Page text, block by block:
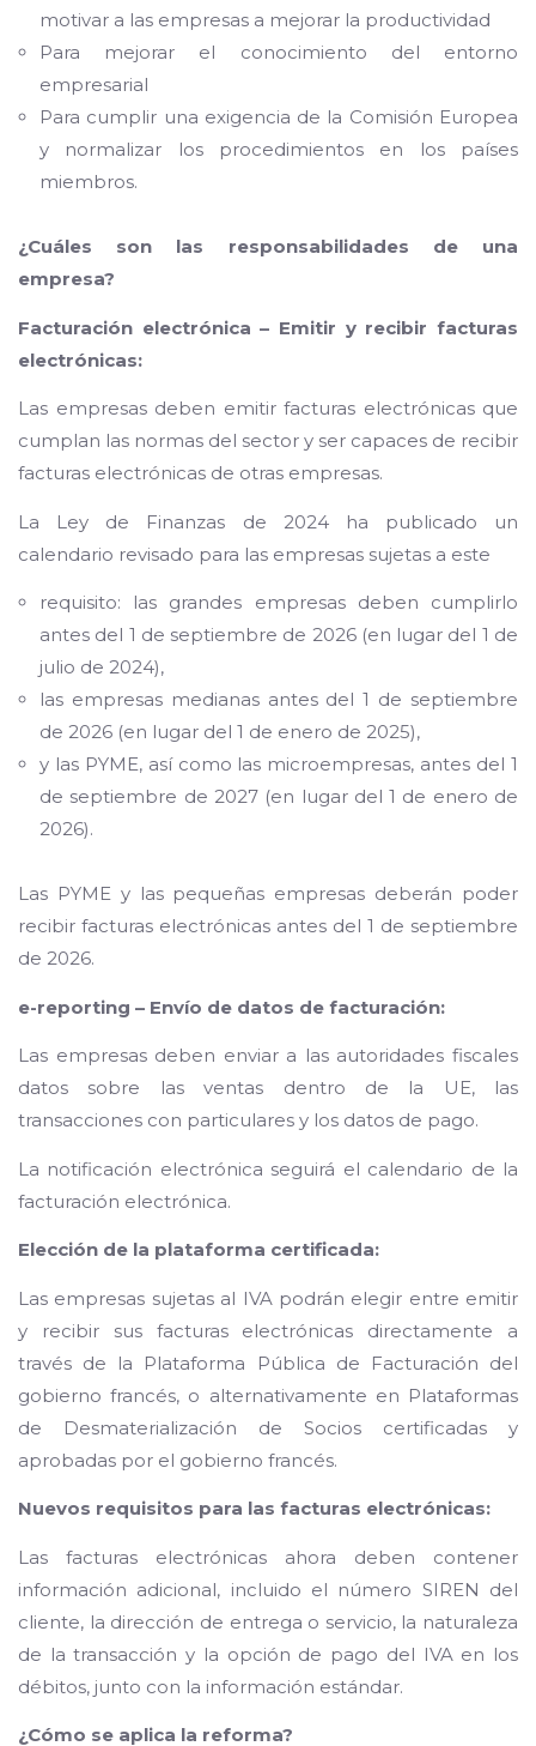
motivar a las empresas a mejorar la productividad
Para mejorar el conocimiento del entorno
empresarial
Para cumplir una exigencia de la Comisión Europea
y normalizar los procedimientos en los países
miembros.
¿Cuáles son las responsabilidades de una
empresa?
Facturación electrónica – Emitir y recibir facturas
electrónicas:
Las empresas deben emitir facturas electrónicas que
cumplan las normas del sector y ser capaces de recibir
facturas electrónicas de otras empresas.
La Ley de Finanzas de 2024 ha publicado un
calendario revisado para las empresas sujetas a este
requisito: las grandes empresas deben cumplirlo
antes del 1 de septiembre de 2026 (en lugar del 1 de
julio de 2024),
las empresas medianas antes del 1 de septiembre
de 2026 (en lugar del 1 de enero de 2025),
y las PYME, así como las microempresas, antes del 1
de septiembre de 2027 (en lugar del 1 de enero de
2026).
Las PYME y las pequeñas empresas deberán poder
recibir facturas electrónicas antes del 1 de septiembre
de 2026.
e-reporting – Envío de datos de facturación:
Las empresas deben enviar a las autoridades fiscales
datos sobre las ventas dentro de la UE, las
transacciones con particulares y los datos de pago.
La notificación electrónica seguirá el calendario de la
facturación electrónica.
Elección de la plataforma certificada:
Las empresas sujetas al IVA podrán elegir entre emitir
y recibir sus facturas electrónicas directamente a
través de la Plataforma Pública de Facturación del
gobierno francés, o alternativamente en Plataformas
de Desmaterialización de Socios certificadas y
aprobadas por el gobierno francés.
Nuevos requisitos para las facturas electrónicas:
Las facturas electrónicas ahora deben contener
información adicional, incluido el número SIREN del
cliente, la dirección de entrega o servicio, la naturaleza
de la transacción y la opción de pago del IVA en los
débitos, junto con la información estándar.
¿Cómo se aplica la reforma?